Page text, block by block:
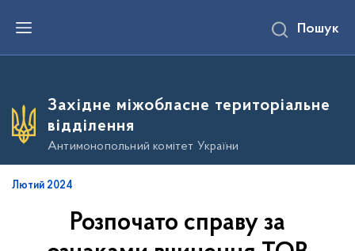
е
о
о
в
Пошук
Західне міжобласне територіальне
відділення
Антимонопольний комітет України
Лютий 2024
Розпочато справу за